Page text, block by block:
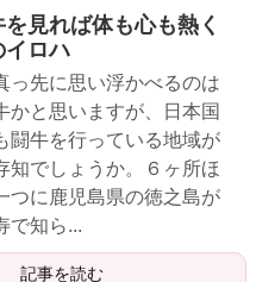
見れば体も心も熱く
イロハ
っ先に思い浮かべるのは
かと思いますが、日本国
闘牛を行っている地域が
知でしょうか。６ヶ所ほ
つに鹿児島県の徳之島が
で知ら...
記事を読む